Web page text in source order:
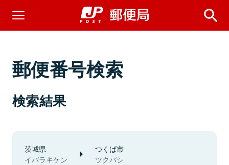
郵便番号検索
検索結果
茨城県
イバラキケン
つくば市
ツクバシ